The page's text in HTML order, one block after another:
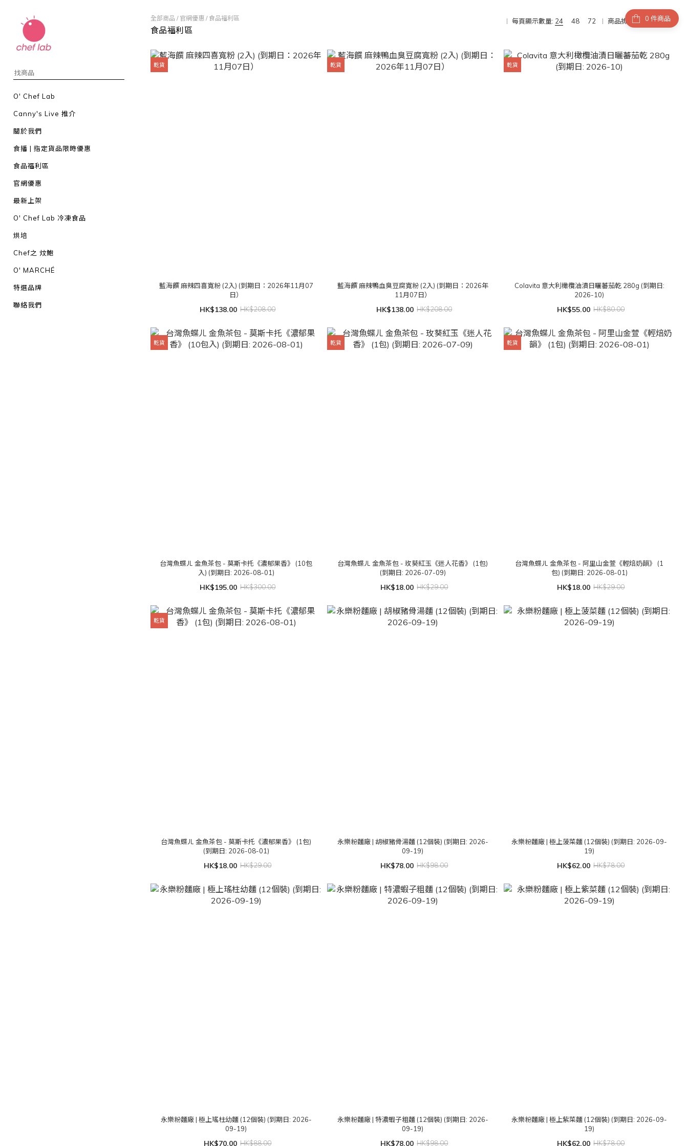
O' Chef Lab
Canny's Live 推介
關於我們
食播 | 指定貨品限時優惠
食品福利區
官網優惠
最新上架
O' Chef Lab 冷凍食品
烘培
Chef之 炆鮑
O' MARCHÉ
特選品牌
聯絡我們
件商品
全部商品 / 官網優惠/食品福利區
食品福利區
每頁顯示數量: 24 48 72 商品排序:商品排序
乾貨
藍海饌 麻辣四喜寬粉 (2入) (到期日：2026年11月07
日）
HK$138.00 HK$208.00
乾貨
藍海饌 麻辣鴨血臭豆腐寬粉 (2入) (到期日：2026年
11月07日）
HK$138.00 HK$208.00
乾貨
Colavita 意大利橄欖油漬日曬蕃茄乾 280g (到期日:
2026-10)
HK$55.00 HK$80.00
乾貨
台灣魚蝶ㄦ 金魚茶包 - 莫斯卡托《濃郁果香》 (10包
入) (到期日: 2026-08-01)
HK$195.00 HK$300.00
乾貨
台灣魚蝶ㄦ 金魚茶包 - 玫葵紅玉《迷人花香》 (1包)
(到期日: 2026-07-09)
HK$18.00 HK$29.00
乾貨
台灣魚蝶ㄦ 金魚茶包 - 阿里山金萱《輕焙奶韻》 (1
包) (到期日: 2026-08-01)
HK$18.00 HK$29.00
乾貨
台灣魚蝶ㄦ 金魚茶包 - 莫斯卡托《濃郁果香》 (1包)
(到期日: 2026-08-01)
HK$18.00 HK$29.00
永樂粉麵廠 | 胡椒豬骨湯麵 (12個裝) (到期日: 2026-
09-19)
HK$78.00 HK$98.00
永樂粉麵廠 | 極上菠菜麵 (12個裝) (到期日: 2026-09-
19)
HK$62.00 HK$78.00
永樂粉麵廠 | 極上瑤柱幼麵 (12個裝) (到期日: 2026-
09-19)
HK$70.00 HK$88.00
永樂粉麵廠 | 特濃蝦子粗麵 (12個裝) (到期日: 2026-
09-19)
HK$78.00 HK$98.00
永樂粉麵廠 | 極上紫菜麵 (12個裝) (到期日: 2026-09-
19)
HK$62.00 HK$78.00